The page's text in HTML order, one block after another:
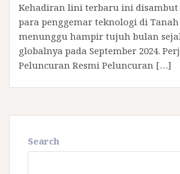
Kehadiran lini terbaru ini disambut
para penggemar teknologi di
menunggu hampir tujuh bulan
globalnya pada September 2024.​
Peluncuran Resmi Peluncuran […]
Search